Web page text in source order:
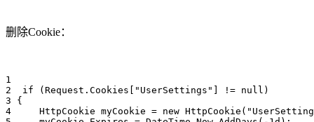
删除Cookie：
1
2  if (Request.Cookies["UserSettings"] != null)
3 {
4     HttpCookie myCookie = new